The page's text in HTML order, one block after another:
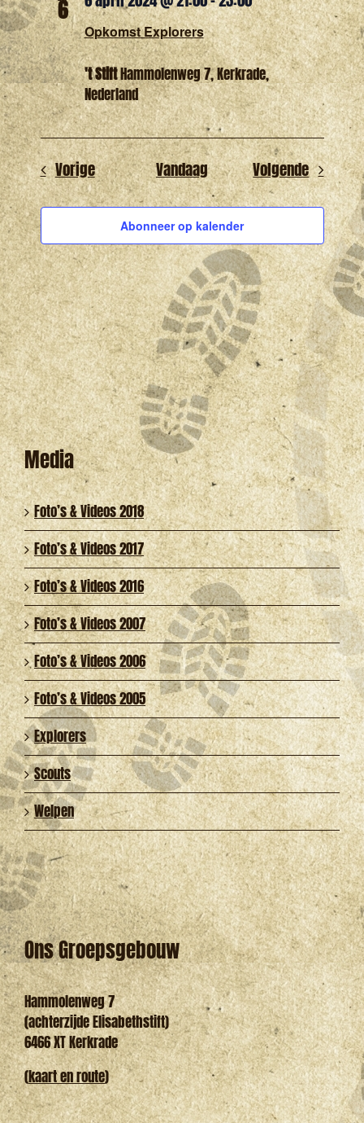
6
Opkomst Explorers
't StiftHammolenweg 7, Kerkrade,
Nederland
VorigeEvenementenVandaag Volgende
Abonneer op kalender
Ons Groepsgebouw
Hammolenweg 7
(achterzijde Elisabethstift)
6466 XT Kerkrade
(kaart en route)
Media
Foto’s & Videos 2018
Foto’s & Videos 2017
Foto’s & Videos 2016
Foto’s & Videos 2007
Foto’s & Videos 2006
Foto’s & Videos 2005
Explorers
Scouts
Welpen